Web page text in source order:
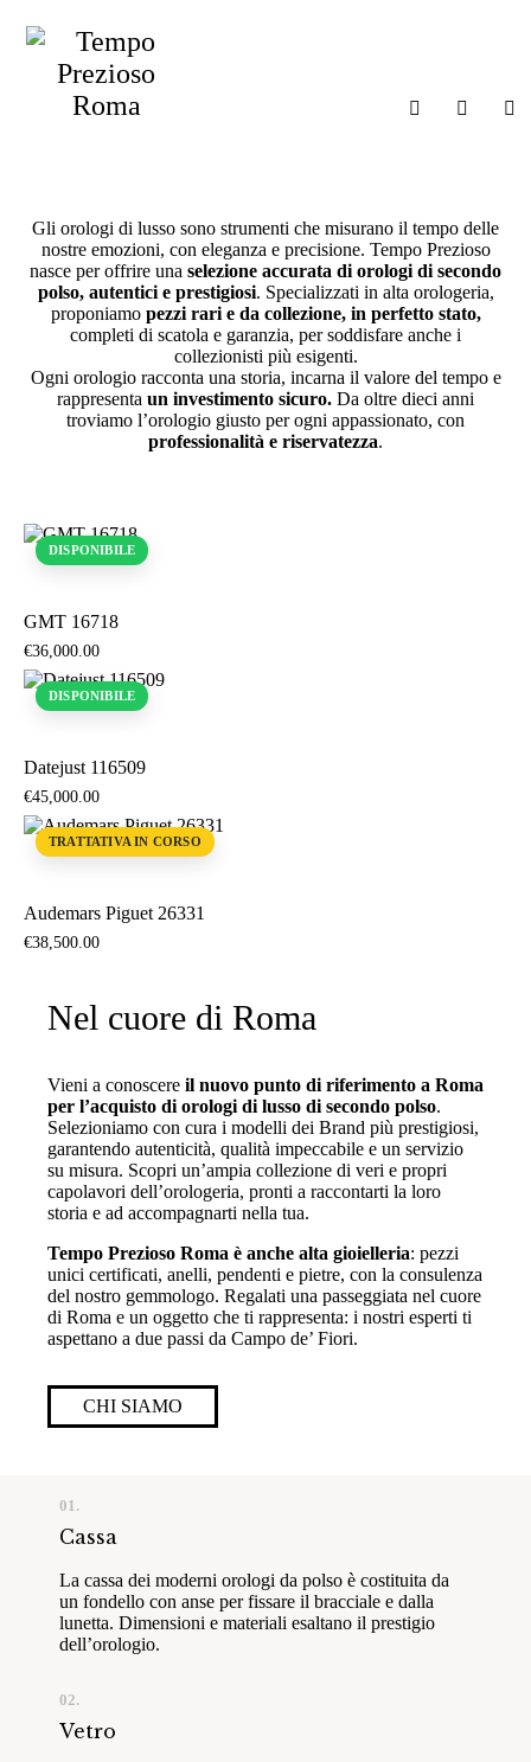
CHI SIAMO
GIOIELLERIA
MAGAZINE
CONTATTI
L’emozione che ti
accompagna ogni
Gli orologi di lusso sono strumenti che misurano il tempo delle
nostre emozioni, con eleganza e precisione. Tempo Prezioso
nasce per offrire una selezione accurata di orologi di secondo
polso, autentici e prestigiosi. Specializzati in alta orologeria,
proponiamo pezzi rari e da collezione, in perfetto stato,
completi di scatola e garanzia, per soddisfare anche i
collezionisti più esigenti.
Ogni orologio racconta una storia, incarna il valore del tempo e
rappresenta un investimento sicuro. Da oltre dieci anni
troviamo l’orologio giusto per ogni appassionato, con
professionalità e riservatezza.
DISPONIBILE
GMT 16718
€36,000.00
DISPONIBILE
Datejust 116509
€45,000 00
TRATTATIVA IN CORSO
Audemars Piguet 26331
€38,500 00
Nel cuore di Roma
Vieni a conoscere il nuovo punto di riferimento a Roma
per l’acquisto di orologi di lusso di secondo polso.
Selezioniamo con cura i modelli dei Brand più prestigiosi,
garantendo autenticità, qualità impeccabile e un servizio
su misura. Scopri un’ampia collezione di veri e propri
capolavori dell’orologeria, pronti a raccontarti la loro
storia e ad accompagnarti nella tua.
Tempo Prezioso Roma è anche alta gioielleria: pezzi
unici certificati, anelli, pendenti e pietre, con la consulenza
del nostro gemmologo. Regalati una passeggiata nel cuore
di Roma e un oggetto che ti rappresenta: i nostri esperti ti
aspettano a due passi da Campo de’ Fiori.
CHI SIAMO
01.
Cassa
La cassa dei moderni orologi da polso è costituita da
un fondello con anse per fissare il bracciale e dalla
lunetta. Dimensioni e materiali esaltano il prestigio
dell’orologio.
02.
Vetro